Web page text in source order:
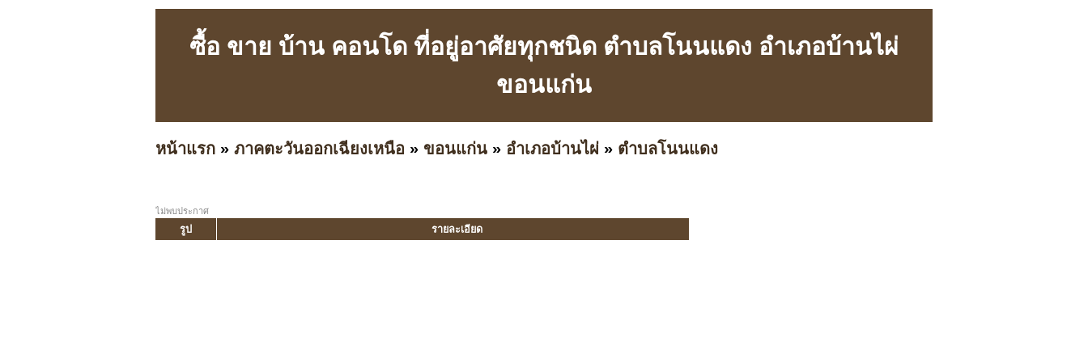
ซื้อ ขาย บ้าน คอนโด ที่อยู่อาศัยทุกชนิด ตำบลโนนแดง อำเภอบ้านไผ่
ขอนแก่น
หน้าแรก » ภาคตะวันออกเฉียงเหนือ » ขอนแก่น » อำเภอบ้านไผ่ » ตำบลโนนแดง
ไม่พบประกาศ
รูป รายละเอียด